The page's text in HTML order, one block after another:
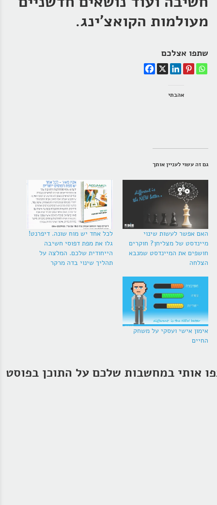
מעולמות הקואצ'ינג.
שתפו אצלכם
אהבתי
גם זה עשוי לעניין אותך
האם אפשר לעשות שינוי
מיינדסט של מצליחן? חוקרים
חושפים את המיינדסט שמנבא
הצלחה
לכל אחד יש מוח שונה. דיפרנט!
גלו את מפת דפוסי חשיבה
הייחודית שלכם. המלצה על
תהליך שינוי בדה מרקר
אימון אישי ועסקי על משחק
החיים
אותי במחשבות שלכם על התוכן בפוסט